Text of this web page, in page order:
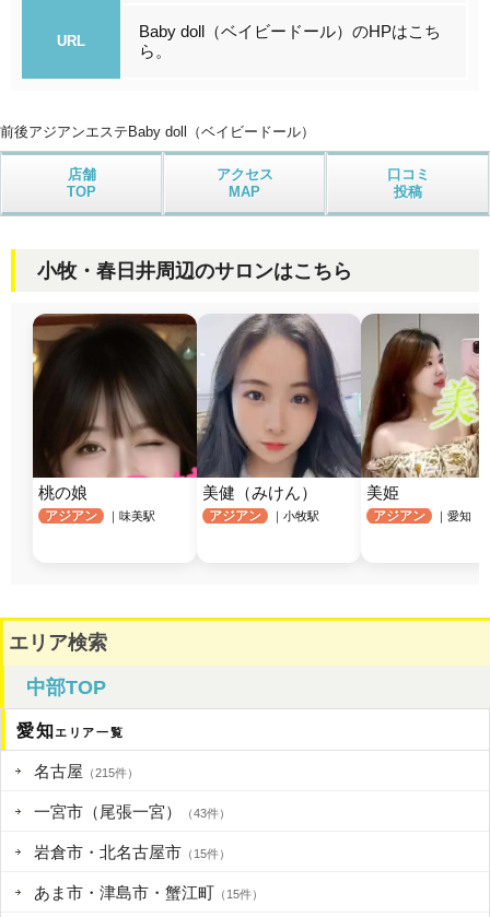
URL
Baby doll（ベイビードール）のHPはこち
ら。
前後アジアンエステ Baby doll（ベイビードール）
店舗
TOP
アクセス
MAP
口コミ
投稿
小牧・春日井周辺のサロンはこちら
桃の娘
アジアン ｜味美駅
美健（みけん）
アジアン ｜小牧駅
美姫
アジアン ｜愛知
エリア検索
中部TOP
愛知エリア一覧
名古屋 （215件）
一宮市（尾張一宮） （43件）
岩倉市・北名古屋市 （15件）
あま市・津島市・蟹江町 （15件）